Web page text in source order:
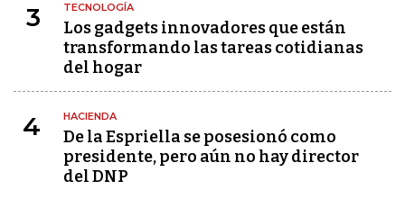
3 TECNOLOGÍA
Los gadgets innovadores que están
transformando las tareas cotidianas
del hogar
4 HACIENDA
De la Espriella se posesionó como
presidente, pero aún no hay director
del DNP